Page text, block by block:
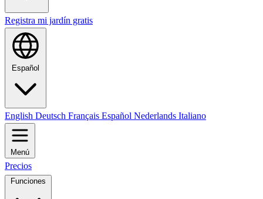
Registra mi jardín gratis
Español
English Deutsch Français Español Nederlands Italiano
Menú
Precios
Funciones